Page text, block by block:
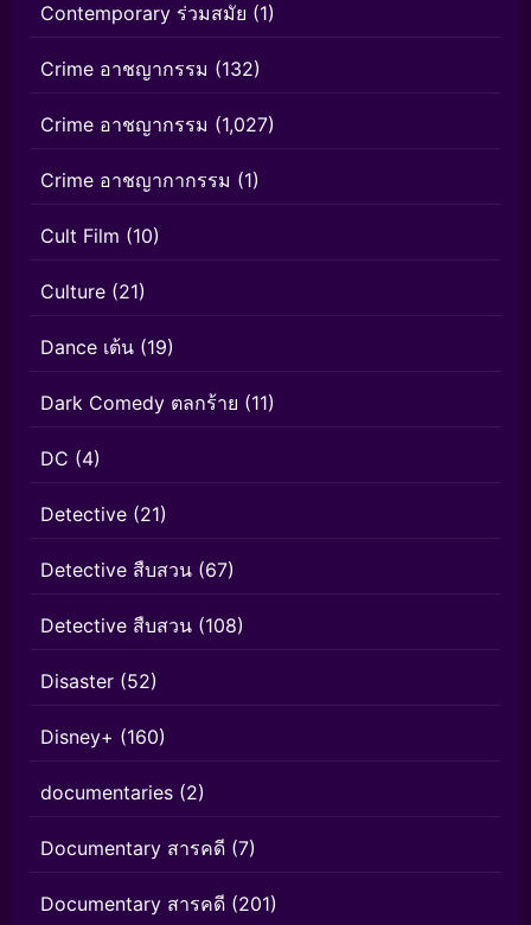
Contemporary ร่วมสมัย (1)
Crime อาชญากรรม (132)
Crime อาชญากรรม (1,027)
Crime อาชญากากรรม (1)
Cult Film (10)
Culture (21)
Dance เต้น (19)
Dark Comedy ตลกร้าย (11)
DC (4)
Detective (21)
Detective สืบสวน (67)
Detective สืบสวน (108)
Disaster (52)
Disney+ (160)
documentaries (2)
Documentary สารคดี (7)
Documentary สารคดี (201)